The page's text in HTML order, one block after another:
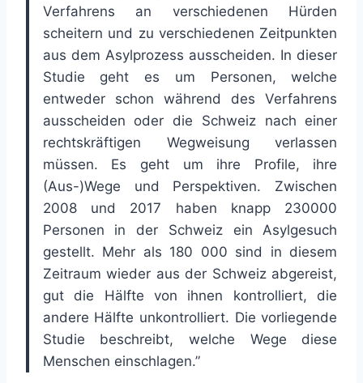
Verfahrens an verschiedenen Hürden
scheitern und zu verschiedenen Zeitpunkten
aus dem Asylprozess ausscheiden. In dieser
Studie geht es um Personen, welche
entweder schon während des Verfahrens
ausscheiden oder die Schweiz nach einer
rechtskräftigen Wegweisung verlassen
müssen. Es geht um ihre Profile, ihre
(Aus-)Wege und Perspektiven. Zwischen
2008 und 2017 haben knapp 230000
Personen in der Schweiz ein Asylgesuch
gestellt. Mehr als 180 000 sind in diesem
Zeitraum wieder aus der Schweiz abgereist,
gut die Hälfte von ihnen kontrolliert, die
andere Hälfte unkontrolliert. Die vorliegende
Studie beschreibt, welche Wege diese
Menschen einschlagen.”